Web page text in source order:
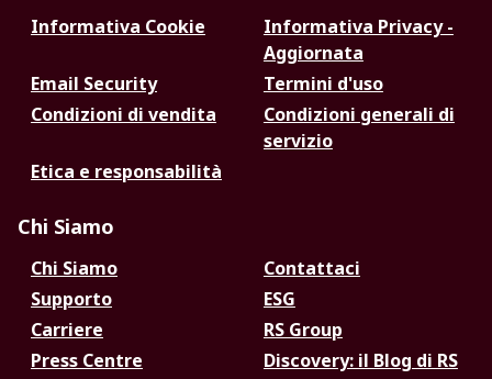
Informativa Cookie
Informativa Privacy -
Aggiornata
Email Security
Termini d'uso
Condizioni di vendita
Condizioni generali di
servizio
Etica e responsabilità
Chi Siamo
Chi Siamo
Contattaci
Supporto
ESG
Carriere
RS Group
Press Centre
Discovery: il Blog di RS